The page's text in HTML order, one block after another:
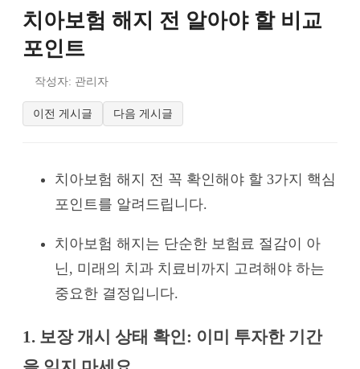
치아보험 해지 전 알아야 할 비교
포인트
작성자: 관리자
이전 게시글 다음 게시글
치아보험 해지 전 꼭 확인해야 할 3가지 핵심
포인트를 알려드립니다.
치아보험 해지는 단순한 보험료 절감이 아
닌, 미래의 치과 치료비까지 고려해야 하는
중요한 결정입니다.
1. 보장 개시 상태 확인: 이미 투자한 기간